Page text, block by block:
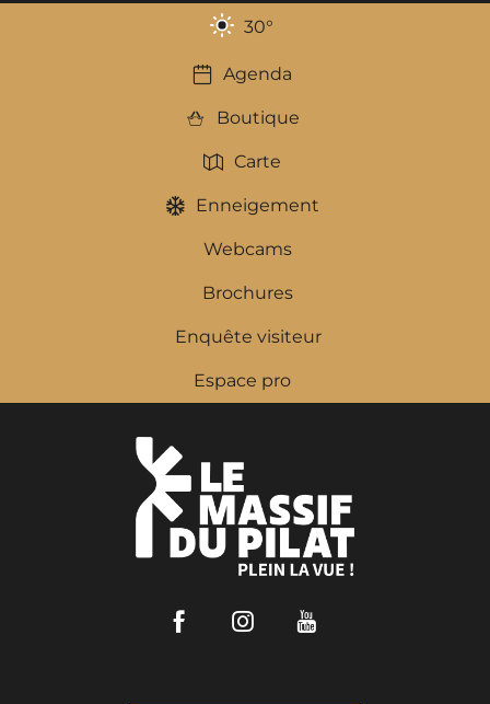
30°
Agenda
Boutique
Carte
Enneigement
Webcams
Brochures
Enquête visiteur
Espace pro
FacebookInstagram